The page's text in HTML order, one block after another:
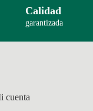
Calidad
garantizada
cuenta